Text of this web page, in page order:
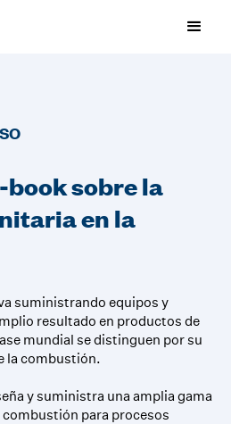
book sobre la
en la
suministrando equipos y
resultado en productos de
mundial se distinguen por su
la combustión.
y suministra una amplia gama
para procesos